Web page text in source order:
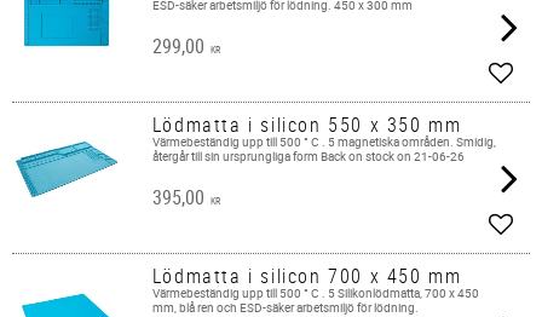
ESD-säker arbetsmiljö för lödning. 450 x 300 mm
299,00 KR
Lödmatta i silicon 550 x 350 mm
Värmebeständig upp till 500 ° C . 5 magnetiska områden. Smidig,
återgår till sin ursprungliga form Back on stock on 21-06-26
395,00 KR
Lödmatta i silicon 700 x 450 mm
Värmebeständig upp till 500 ° C . 5 Silikonlödmatta, 700 x 450
mm, blå ren och ESD-säker arbetsmiljö för lödning.